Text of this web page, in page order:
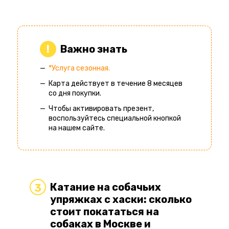
Важно знать
*Услуга сезонная.
Карта действует в течение 8 месяцев
со дня покупки.
Чтобы активировать презент,
воспользуйтесь специальной кнопкой
на нашем сайте.
3
Катание на собачьих
упряжках с хаски: сколько
стоит покататься на
собаках в Москве и